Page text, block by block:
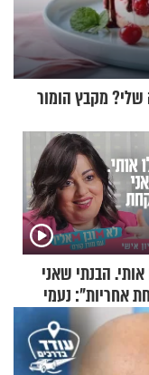
מקבץ הומור
הבנתי שאני
אחריות": נעמי
אישי